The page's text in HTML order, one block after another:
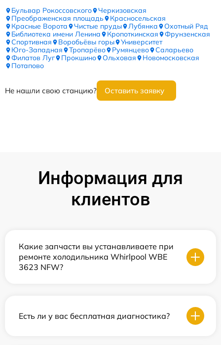
Бульвар Рокоссовского
Черкизовская
Преображенская площадь
Красносельская
Красные Ворота
Чистые пруды Лубянка
Охотный Ряд
Библиотека имени Ленина
Кропоткинская
Фрунзенская
Спортивная
Воробьёвы горы
Университет
Юго-Западная
Тропарёво Румянцево
Саларьево
Филатов Луг
Прокшино Ольховая
Новомосковская
Потапово
Не нашли свою станцию? Оставить заявку
Информация для
клиентов
Какие запчасти вы устанавливаете при
ремонте холодильника Whirlpool WBE
3623 NFW?
Есть ли у вас бесплатная диагностика?